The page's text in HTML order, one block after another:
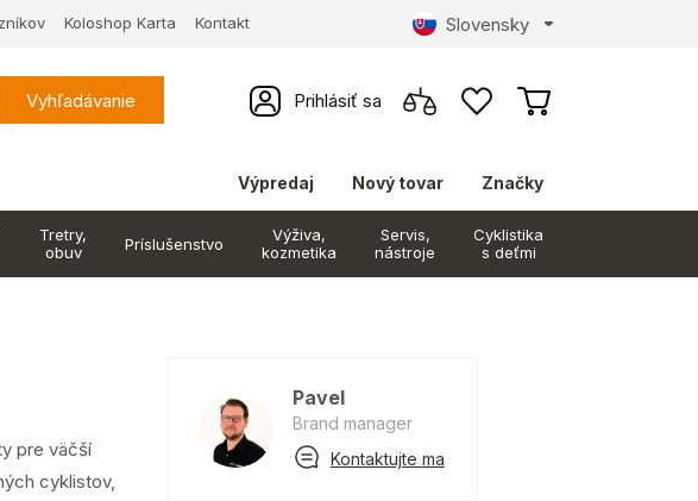
Koloshop Karta Kontakt Slovensky
Vyhľadávanie Prihlásiť sa
Výpredaj Nový tovar Značky
Tretry,
obuv
Príslušenstvo
Výživa,
kozmetika
Servis,
nástroje
Cyklistika
s deťmi
pre väčší
cyklistov,
Pavel
Brand manager
Kontaktujte ma